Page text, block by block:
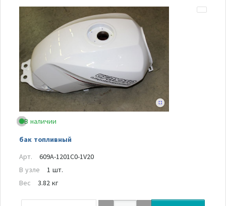
В наличии
бак топливный
Арт.
609A-1201C0-1V20
В узле
1 шт.
Вес
3.82 кг